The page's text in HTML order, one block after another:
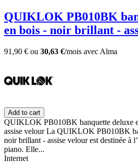
QUIKLOK PB010BK
en bois - noir brillant -
91,90 € ou 30,63 €/mois avec Alma
Add to cart
QUIKLOK PB010BK banquette deluxe
assise velour La QUIKLOK PB010BK
noir brillant - assise velour est destinée à
piano. Elle...
Internet